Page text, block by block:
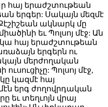
հայ երաժշտութեան
երգեր: Սակայն մեզմէ
ակնարկ մը
եւ Պոլսոյ մէջ: Ան
հայ երաժշտութեան
երգերն ու
մերժողական
Պոլսոյ մէջ,
կազմէ հայ
երգ ժողովրդական
եւ տեղւոյն վրայ